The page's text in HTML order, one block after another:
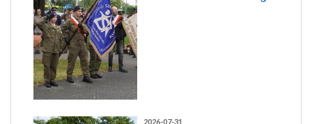
2026-07-31